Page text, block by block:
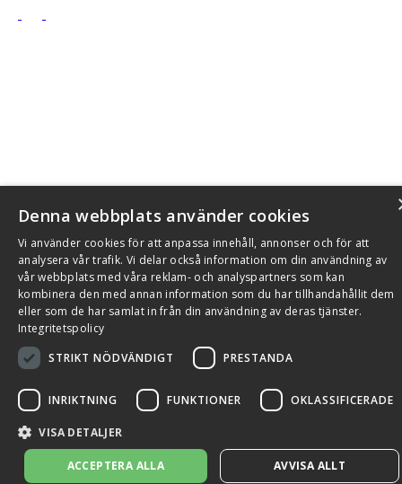
Denna webbplats använder cookies
Vi använder cookies för att anpassa innehåll, annonser och för att
analysera vår trafik. Vi delar också information om din användning av
vår webbplats med våra reklam- och analyspartners som kan
kombinera den med annan information som du har tillhandahållit dem
eller som de har samlat in från din användning av deras tjänster.
Integritetspolicy
STRIKT NÖDVÄNDIGT
PRESTANDA
INRIKTNING FUNKTIONER OKLASSIFICERADE
VISA DETALJER
ACCEPTERA ALLA AVVISA ALLT